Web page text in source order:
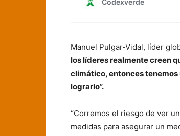
Manuel Pulgar-Vidal, líder
los líderes realmente creen
climático, entonces tenemos
lograrlo”.
“Corremos el riesgo de ver
medidas para asegurar un